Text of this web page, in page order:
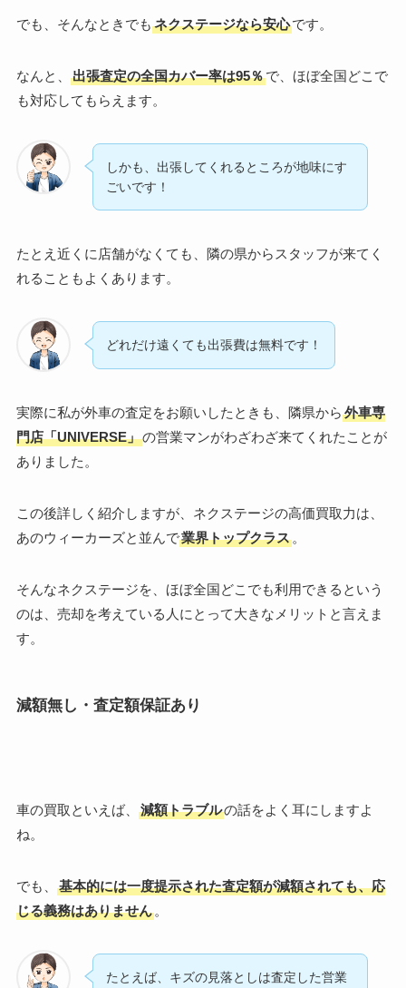
でも、そんなときでも ネクステージなら安心です。
なんと、 出張査定の全国カバー率は95％で、ほぼ全国どこで
も対応してもらえます。
しかも、出張してくれるところが地味にす
ごいです！
たとえ近くに店舗がなくても、隣の県からスタッフが来てく
れることもよくあります。
どれだけ遠くても出張費は無料です！
実際に私が外車の査定をお願いしたときも、隣県から 外車専
門店「UNIVERSE」の営業マンがわざわざ来てくれたことが
ありました。
この後詳しく紹介しますが、ネクステージの高価買取力は、
あのウィーカーズと並んで業界トップクラス。
そんなネクステージを、ほぼ全国どこでも利用できるという
のは、売却を考えている人にとって大きなメリットと言えま
す。
減額無し・査定額保証あり
車の買取といえば、 減額トラブルの話をよく耳にしますよ
ね。
でも、
基本的には一度提示された査定額が減額されても、応
じる義務はありません。
たとえば、キズの見落としは査定した営業